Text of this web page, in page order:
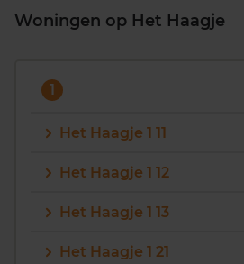
Woningen op Het Haagje
1
Het Haagje 1 11
Het Haagje 1 12
Het Haagje 1 13
Het Haagje 1 21